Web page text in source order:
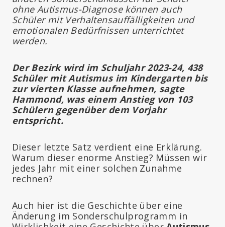
ohne Autismus-Diagnose können auch
Schüler mit Verhaltensauffälligkeiten und
emotionalen Bedürfnissen unterrichtet
werden.
Der Bezirk wird im Schuljahr 2023-24, 438
Schüler mit Autismus im Kindergarten bis
zur vierten Klasse aufnehmen, sagte
Hammond, was einem Anstieg von 103
Schülern gegenüber dem Vorjahr
entspricht.
Dieser letzte Satz verdient eine Erklärung.
Warum dieser enorme Anstieg? Müssen wir
jedes Jahr mit einer solchen Zunahme
rechnen?
Auch hier ist die Geschichte über eine
Änderung im Sonderschulprogramm in